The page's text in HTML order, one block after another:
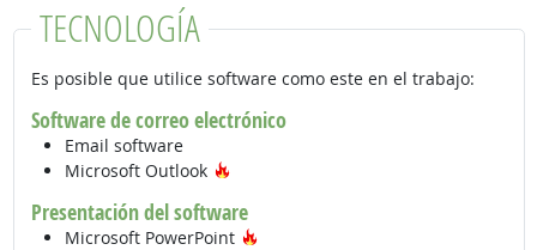
TECNOLOGÍA
Es posible que utilice software como este en el trabajo:
Software de correo electrónico
Email software
Microsoft Outlook
Presentación del software
Microsoft PowerPoint